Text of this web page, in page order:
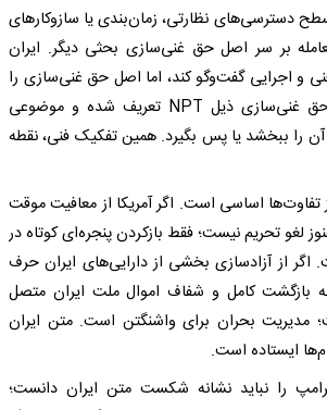
دسترسی‌های نظارتی، زمان‌بندی یا سازوکارهای
بر سر اصل حق غنی‌سازی بحثی دیگر. ایران
فنی و اجرایی گفت‌وگو کند، اما اصل حق غنی‌سازی را
پای میز معامله نمی‌برد.حق غنی‌سازی ذیل NPT تعریف شده و موضوعی
را ببخشد یا پس بگیرد. همین تفکیک فنی، نقطه
تفاوت‌ها اساسی است. اگر آمریکا از معافیت موقت
لغو تحریم نیست؛ فقط بازکردن پنجره‌ای کوتاه در
از آزادسازی بخشی از دارایی‌های ایران حرف
بازگشت کامل و شفاف اموال ملت ایران متصل
مدیریت بحران برای واشنگتن است. متن ایران
ایستاده است.
را نباید نشانه شکست متن ایران دانست؛